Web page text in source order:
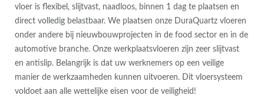
vloer is flexibel, slijtvast, naadloos, binnen 1 dag te plaatsen en
direct volledig belastbaar. We plaatsen onze DuraQuartz vloeren
onder andere bij nieuwbouwprojecten in de food sector en in de
automotive branche. Onze werkplaatsvloeren zijn zeer slijtvast
en antislip. Belangrijk is dat uw werknemers op een veilige
manier de werkzaamheden kunnen uitvoeren. Dit vloersysteem
voldoet aan alle wettelijke eisen voor de veiligheid!